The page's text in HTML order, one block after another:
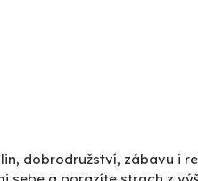
dobrodružství, zábavu i